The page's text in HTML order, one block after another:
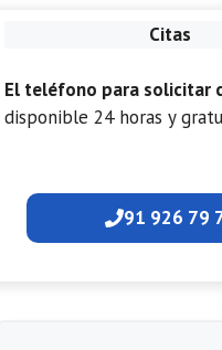
Citas
El teléfono para solicitar
disponible 24 horas y
91 926 79